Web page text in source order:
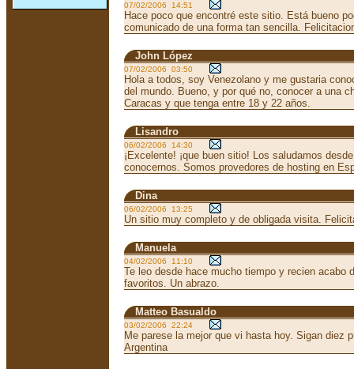
07/02/2006 14:51
Hace poco que encontré este sitio. Está bueno
comunicado de una forma tan sencilla.
John López
07/02/2006 03:50
Hola a todos, soy Venezolano y me gustaria
del mundo. Bueno, y por qué no, conocer a una
Caracas y que tenga entre 18 y 22 años.
Lisandro
06/02/2006 14:30
¡Excelente! ¡que buen sitio! Los saludamos
conocernos. Somos provedores de hosting en
Dina
06/02/2006 13:25
Un sitio muy completo y de obligada visita.
Manuela
04/02/2006 11:10
Te leo desde hace mucho tiempo y recien acabo
favoritos. Un abrazo.
Matteo Basualdo
03/02/2006 22:24
Me parese la mejor que vi hasta hoy. Sigan diez
Argentina